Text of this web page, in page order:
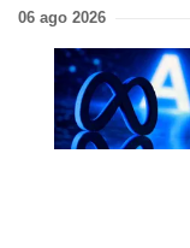
06 ago 2026